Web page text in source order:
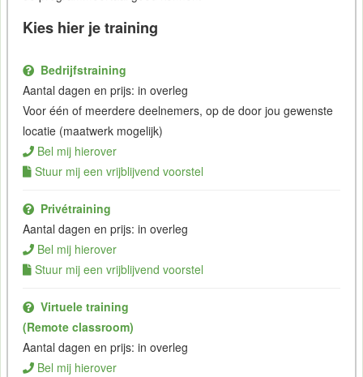
Kies hier je training
Bedrijfstraining
Aantal dagen en prijs: in overleg
Voor één of meerdere deelnemers, op de door jou gewenste
locatie (maatwerk mogelijk)
Bel mij hierover
Stuur mij een vrijblijvend voorstel
Privétraining
Aantal dagen en prijs: in overleg
Bel mij hierover
Stuur mij een vrijblijvend voorstel
Virtuele training
(Remote classroom)
Aantal dagen en prijs: in overleg
Bel mij hierover